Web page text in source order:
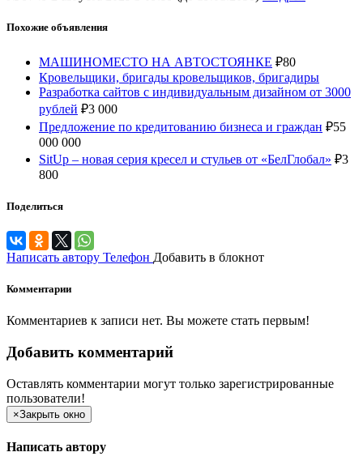
Похожие объявления
МАШИНОМЕСТО НА АВТОСТОЯНКЕ ₽80
Кровельщики, бригады кровельщиков, бригадиры
Разработка сайтов с индивидуальным дизайном от 3000
рублей ₽3 000
Предложение по кредитованию бизнеса и граждан ₽55
000 000
SitUp – новая серия кресел и стульев от «БелГлобал» ₽3
800
Поделиться
Написать автору Телефон Добавить в блокнот
Комментарии
Комментариев к записи нет. Вы можете стать первым!
Добавить комментарий
Оставлять комментарии могут только зарегистрированные
пользователи!
×Закрыть окно
Написать автору